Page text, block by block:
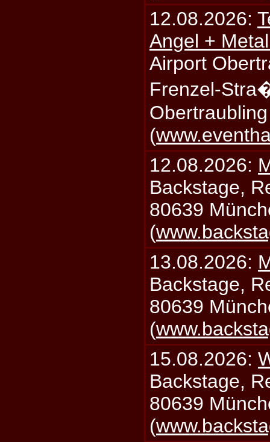
12.08.2026:
Angel +
Airport
Frenzel-
(
12.08.2026:
Backstage,
80639
(
13.08.2026:
Backstage,
80639
(
15.08.2026:
Backstage,
80639
(